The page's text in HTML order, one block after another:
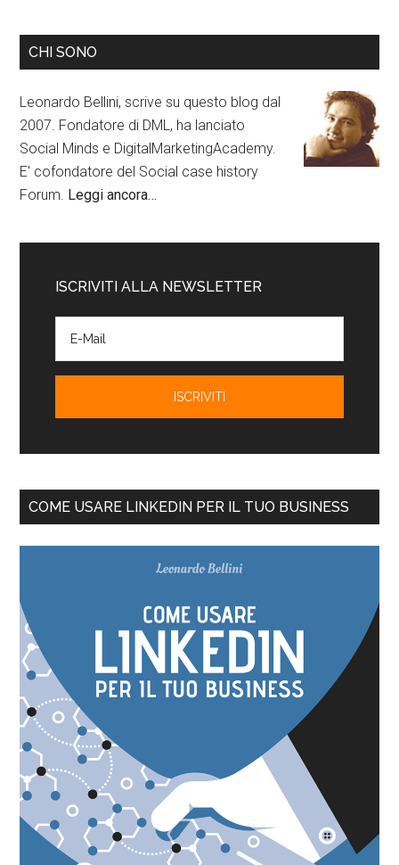
CHI SONO
Leonardo Bellini, scrive su questo blog dal
2007. Fondatore di DML, ha lanciato
Social Minds e DigitalMarketingAcademy.
E' cofondatore del Social case history
Forum. Leggi ancora…
ISCRIVITI ALLA NEWSLETTER
COME USARE LINKEDIN PER IL TUO BUSINESS